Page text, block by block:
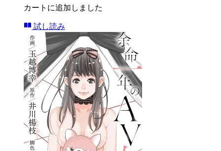
カートに追加しました
試し読み